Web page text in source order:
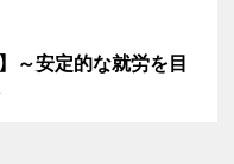
～安定的な就労を目